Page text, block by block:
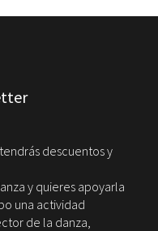
descuentos y
y quieres apoyarla
una actividad
de la danza,